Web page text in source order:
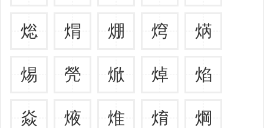
焧 焨 焩 焪 焫
焬 焭 焮 焯 焰
焱 焲 焳 焴 焵